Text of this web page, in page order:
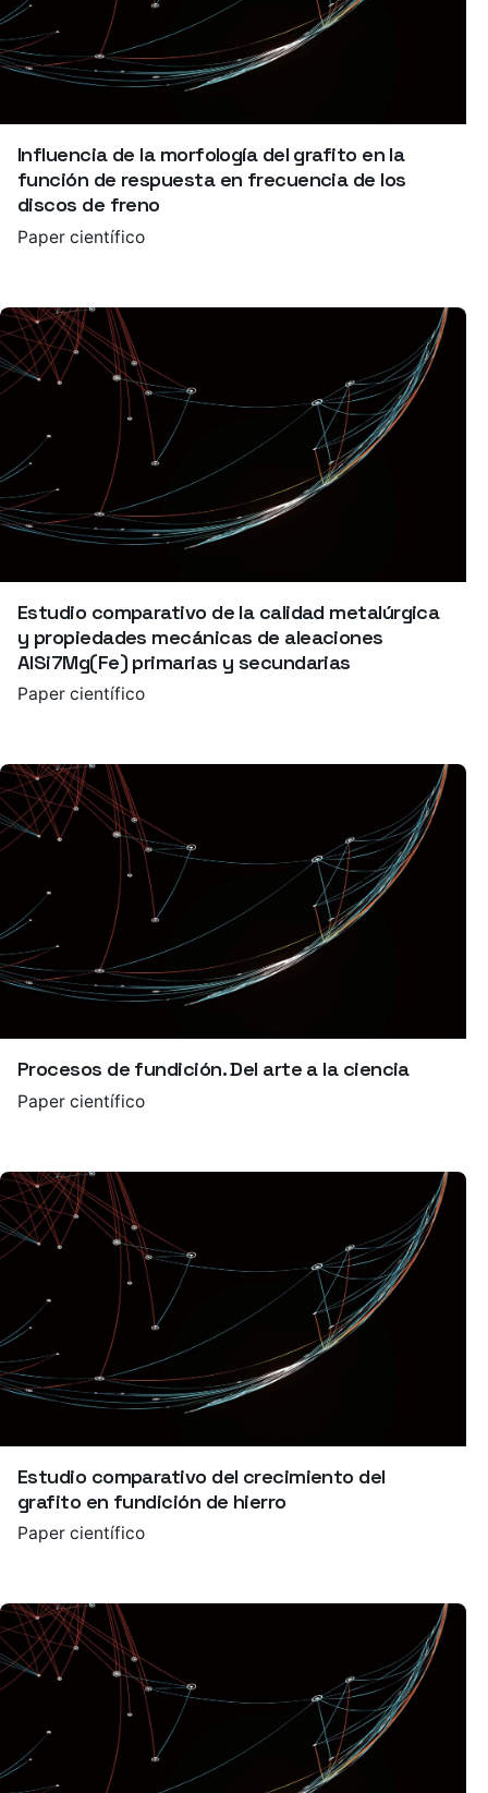
Influencia de la morfología del grafito en la
función de respuesta en frecuencia de los
discos de freno
Paper científico
Estudio comparativo de la calidad metalúrgica
y propiedades mecánicas de aleaciones
AlSi7Mg(Fe) primarias y secundarias
Paper científico
Procesos de fundición. Del arte a la ciencia
Paper científico
Estudio comparativo del crecimiento del
grafito en fundición de hierro
Paper científico